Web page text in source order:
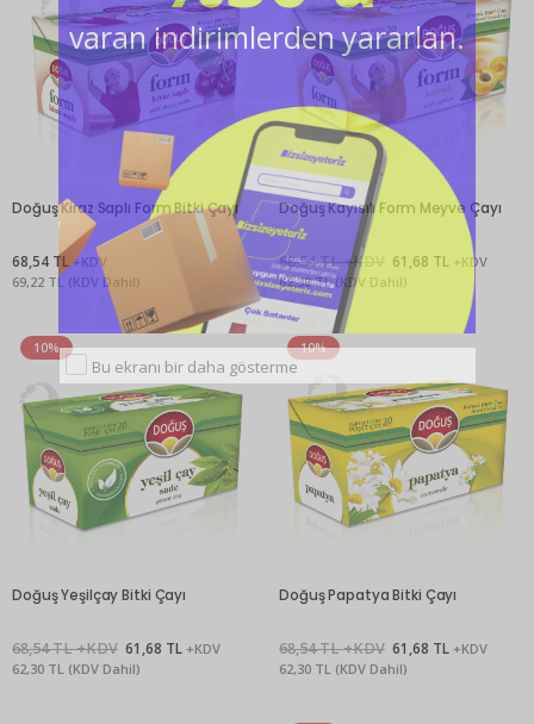
varan indirimlerden yararlan.
Bu ekranı bir daha gösterme
Doğuş Kiraz Saplı Form Bitki Çayı
68,54 TL +KDV
69,22 TL (KDV Dahil)
Doğuş Kayısılı Form Meyve Çayı
68,54 TL +KDV 61,68 TL +KDV
62,30 TL (KDV Dahil)
10%
Doğuş Yeşilçay Bitki Çayı
68,54 TL +KDV 61,68 TL +KDV
62,30 TL (KDV Dahil)
10%
Doğuş Papatya Bitki Çayı
68,54 TL +KDV 61,68 TL +KDV
62,30 TL (KDV Dahil)